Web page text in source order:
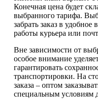
Конечная цена будет
выбранного тарифа.
забрать заказ в
работы курьера или
Вне зависимости от
особое внимание
гарантировать
транспортировки. На
заказа – оптом
специальным условиям